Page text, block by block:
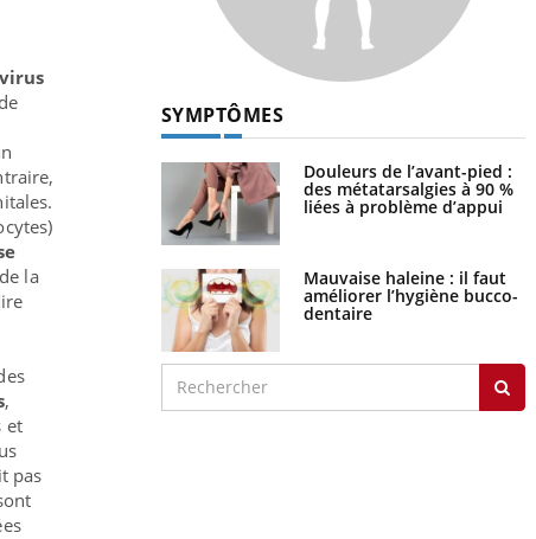
virus
la
,
et
pas
SYMPTÔMES
Douleurs de l’avant-pied :
des métatarsalgies à 90 %
liées à problème d’appui
Mauvaise haleine : il faut
améliorer l’hygiène bucco-
dentaire